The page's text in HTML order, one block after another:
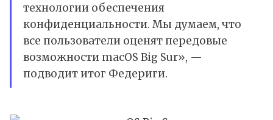
технологии обеспечения
конфиденциальности. Мы думаем, что
все пользователи оценят передовые
возможности macOS Big Sur», —
подводит итог Федериги.